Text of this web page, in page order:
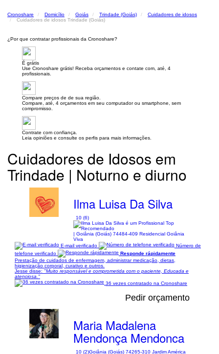
Cronoshare Domicílio Goiás Trindade (Goiás)
Cuidadores de idosos
Cuidadores de idosos Trindade (Goiás)
¿Por que contratar profissionais da Cronoshare?
É grátis
Use Cronoshare grátis! Receba orçamentos e contate com, até, 4
profissionais.
Compare preços de de sua região.
Compare, até, 4 orçamentos em seu computador ou smartphone, sem
compromisso.
Contrate com confiança.
Leia opiniões e consulte os perfis para mais informações.
Cuidadores de Idosos em
Trindade | Noturno e diurno
Ilma Luisa Da Silva
10 (6)
| Goiânia (Goiás) 74484-409 Residencial Goiânia
Viva
E-mail verificado
Número de
telefone verificado
Responde rápidamente
Prestação de cuidados de enfermagem, administrar medicação, dietas,
higienização corporal, curativo e outros.
Jesse disse: "Muito responsável e comprometida com o paciente, Educada e
atenciosa."
36 vezes contratado na Cronoshare
Pedir orçamento
Maria Madalena
Mendonça Mendonca
10 (2)Goiânia (Goiás) 74265-310 Jardim América